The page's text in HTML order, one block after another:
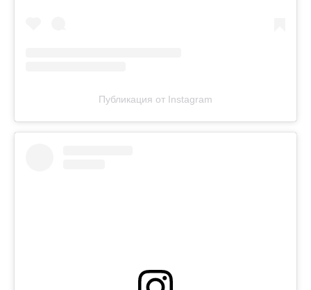
Публикация от Instagram